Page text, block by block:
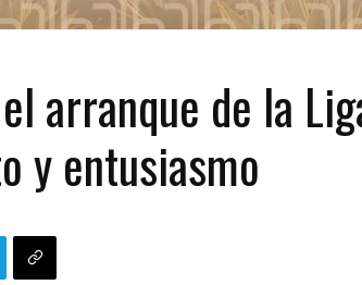
arranque de la
y entusiasmo